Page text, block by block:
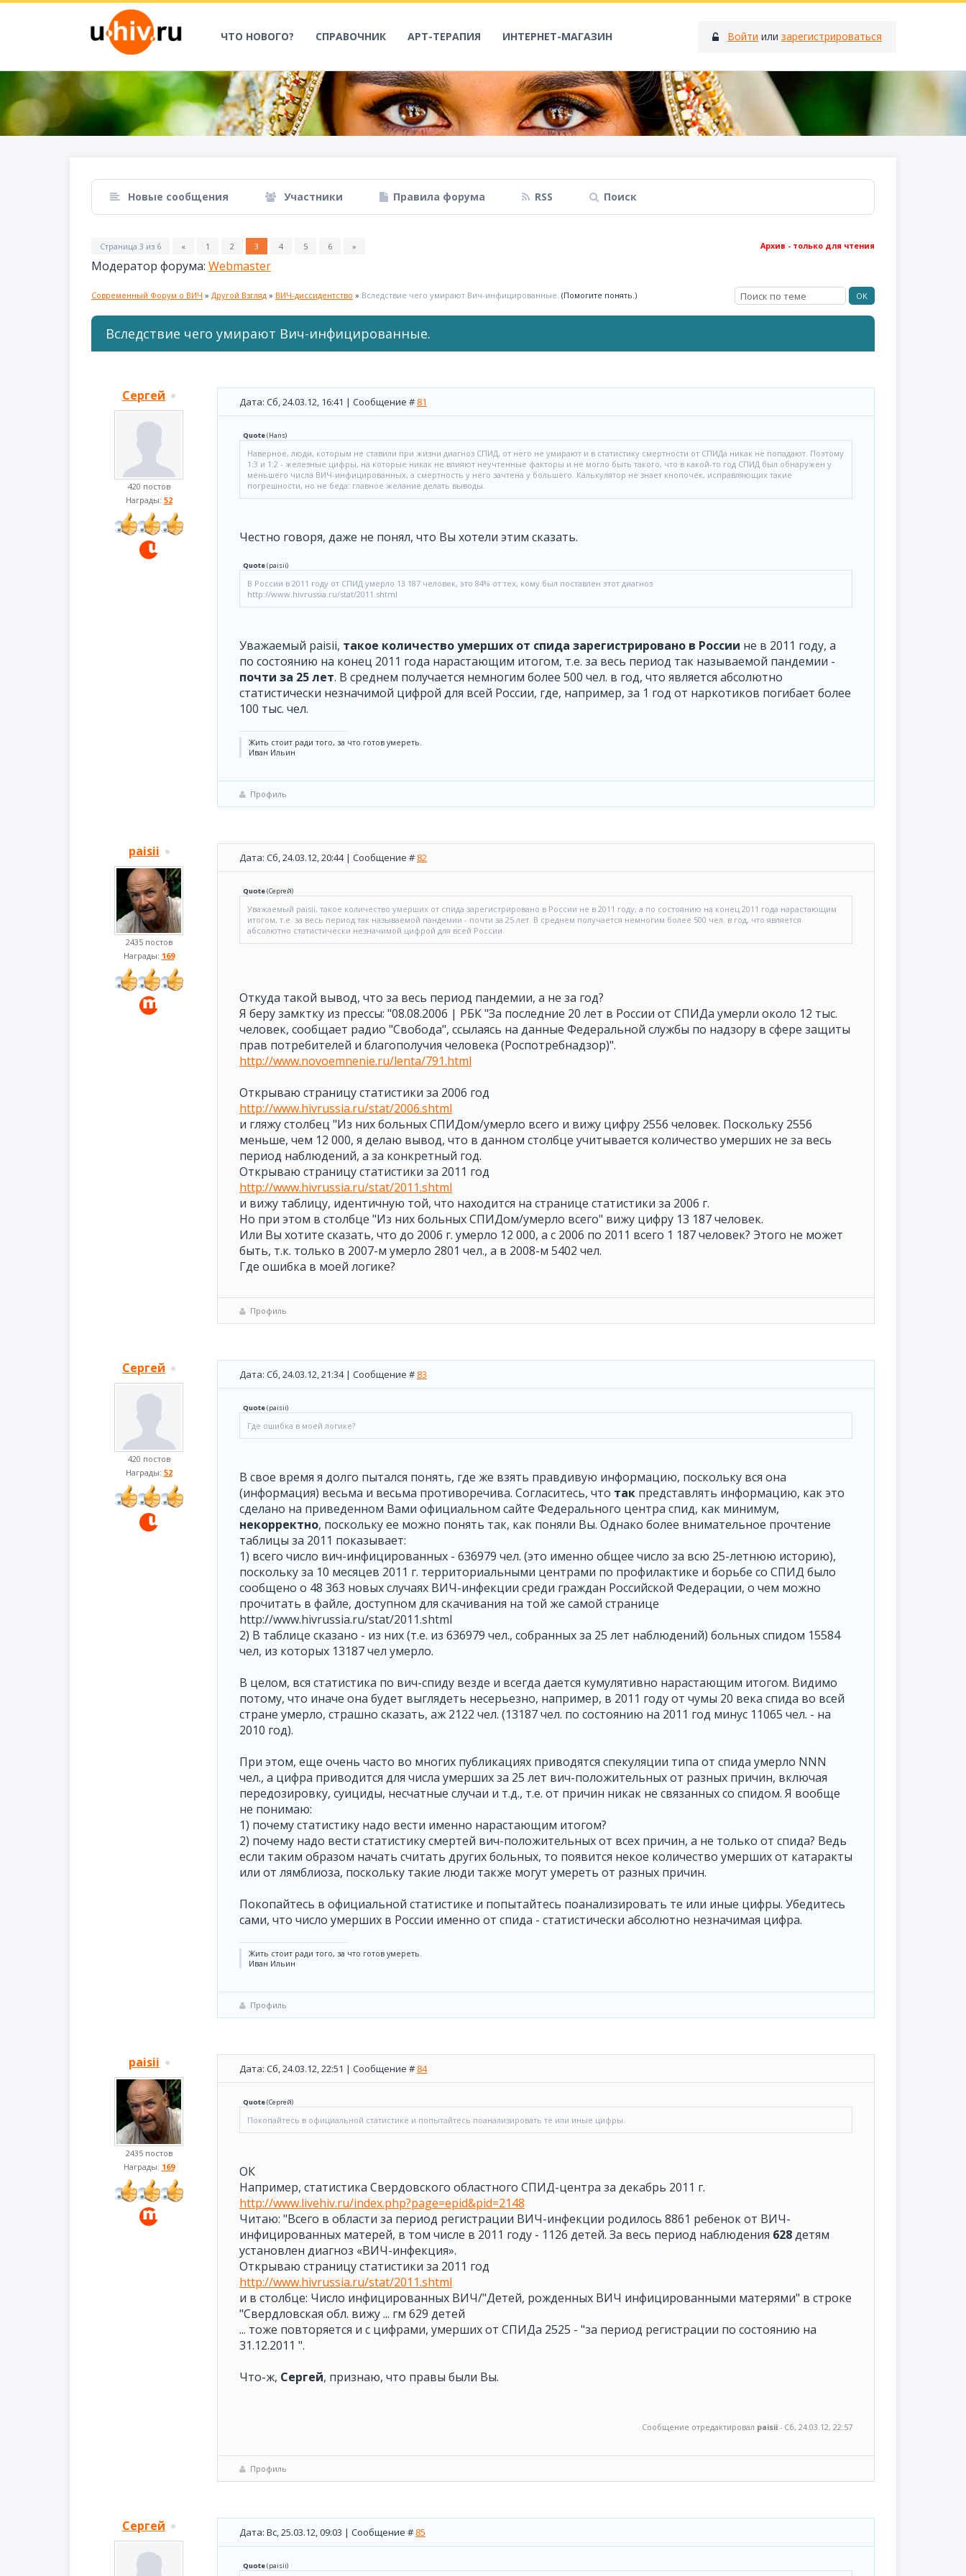
Войти или зарегистрироваться
ЧТО НОВОГО? СПРАВОЧНИК АРТ-ТЕРАПИЯ ИНТЕРНЕТ-МАГАЗИН
Новые сообщения Участники Правила форума RSS Поиск
Страница 3 из 6 « 1 2 3 4 5 6 » Архив - только для чтения
Модератор форума: Webmaster
Современный Форум о ВИЧ » Другой Взгляд » ВИЧ-диссидентство » Вследствие чего умирают Вич-инфицированные. (Помогите понять.)
Вследствие чего умирают Вич-инфицированные.
Сергей
420 постов
Награды: 52
Дата: Сб, 24.03.12, 16:41 | Сообщение # 81
Quote(Hans)
Наверное, люди, которым не ставили при жизни диагноз СПИД, от него не умирают и в статистику смертности от СПИДа никак не попадают. Поэтому
1:3 и 1:2 - железные цифры, на которые никак не влияют неучтенные факторы и не могло быть такого, что в какой-то год СПИД был обнаружен у
меньшего числа ВИЧ-инфицированных, а смертность у него зачтена у большего. Калькулятор не знает кнопочек, исправляющих такие
погрешности, но не беда: главное желание делать выводы.
Честно говоря, даже не понял, что Вы хотели этим сказать.
Quote(paisii)
В России в 2011 году от СПИД умерло 13 187 человек, это 84% от тех, кому был поставлен этот диагноз
http://www.hivrussia.ru/stat/2011.shtml
Уважаемый paisii, такое количество умерших от спида зарегистрировано в России не в 2011 году, а
по состоянию на конец 2011 года нарастающим итогом, т.е. за весь период так называемой пандемии -
почти за 25 лет. В среднем получается немногим более 500 чел. в год, что является абсолютно
статистически незначимой цифрой для всей России, где, например, за 1 год от наркотиков погибает более
100 тыс. чел.
Жить стоит ради того, за что готов умереть.
Иван Ильин
Профиль
paisii
2435 постов
Награды: 169
Дата: Сб, 24.03.12, 20:44 | Сообщение # 82
Quote(Сергей)
Уважаемый paisii, такое количество умерших от спида зарегистрировано в России не в 2011 году, а по состоянию на конец 2011 года нарастающим
итогом, т.е. за весь период так называемой пандемии - почти за 25 лет. В среднем получается немногим более 500 чел. в год, что является
абсолютно статистически незначимой цифрой для всей России
Откуда такой вывод, что за весь период пандемии, а не за год?
Я беру замктку из прессы: "08.08.2006 | РБК "За последние 20 лет в России от СПИДа умерли около 12 тыс.
человек, сообщает радио "Свобода", ссылаясь на данные Федеральной службы по надзору в сфере защиты
прав потребителей и благополучия человека (Роспотребнадзор)".
http://www.novoemnenie.ru/lenta/791.html
Открываю страницу статистики за 2006 год
http://www.hivrussia.ru/stat/2006.shtml
и гляжу столбец "Из них больных СПИДом/умерло всего и вижу цифру 2556 человек. Поскольку 2556
меньше, чем 12 000, я делаю вывод, что в данном столбце учитывается количество умерших не за весь
период наблюдений, а за конкретный год.
Открываю страницу статистики за 2011 год
http://www.hivrussia.ru/stat/2011.shtml
и вижу таблицу, идентичную той, что находится на странице статистики за 2006 г.
Но при этом в столбце "Из них больных СПИДом/умерло всего" вижу цифру 13 187 человек.
Или Вы хотите сказать, что до 2006 г. умерло 12 000, а с 2006 по 2011 всего 1 187 человек? Этого не может
быть, т.к. только в 2007-м умерло 2801 чел., а в 2008-м 5402 чел.
Где ошибка в моей логике?
Профиль
Сергей
420 постов
Награды: 52
Дата: Сб, 24.03.12, 21:34 | Сообщение # 83
Quote(paisii)
Где ошибка в моей логике?
В свое время я долго пытался понять, где же взять правдивую информацию, поскольку вся она
(информация) весьма и весьма противоречива. Согласитесь, что так представлять информацию, как это
сделано на приведенном Вами официальном сайте Федерального центра спид, как минимум,
некорректно, поскольку ее можно понять так, как поняли Вы. Однако более внимательное прочтение
таблицы за 2011 показывает:
1) всего число вич-инфицированных - 636979 чел. (это именно общее число за всю 25-летнюю историю),
поскольку за 10 месяцев 2011 г. территориальными центрами по профилактике и борьбе со СПИД было
сообщено о 48 363 новых случаях ВИЧ-инфекции среди граждан Российской Федерации, о чем можно
прочитать в файле, доступном для скачивания на той же самой странице
http://www.hivrussia.ru/stat/2011.shtml
2) В таблице сказано - из них (т.е. из 636979 чел., собранных за 25 лет наблюдений) больных спидом 15584
чел, из которых 13187 чел умерло.
В целом, вся статистика по вич-спиду везде и всегда дается кумулятивно нарастающим итогом. Видимо
потому, что иначе она будет выглядеть несерьезно, например, в 2011 году от чумы 20 века спида во всей
стране умерло, страшно сказать, аж 2122 чел. (13187 чел. по состоянию на 2011 год минус 11065 чел. - на
2010 год).
При этом, еще очень часто во многих публикациях приводятся спекуляции типа от спида умерло NNN
чел., а цифра приводится для числа умерших за 25 лет вич-положительных от разных причин, включая
передозировку, суициды, несчатные случаи и т.д., т.е. от причин никак не связанных со спидом. Я вообще
не понимаю:
1) почему статистику надо вести именно нарастающим итогом?
2) почему надо вести статистику смертей вич-положительных от всех причин, а не только от спида? Ведь
если таким образом начать считать других больных, то появится некое количество умерших от катаракты
или от лямблиоза, поскольку такие люди также могут умереть от разных причин.
Покопайтесь в официальной статистике и попытайтесь поанализировать те или иные цифры. Убедитесь
сами, что число умерших в России именно от спида - статистически абсолютно незначимая цифра.
Жить стоит ради того, за что готов умереть.
Иван Ильин
Профиль
paisii
2435 постов
Награды: 169
Дата: Сб, 24.03.12, 22:51 | Сообщение # 84
Quote(Сергей)
Покопайтесь в официальной статистике и попытайтесь поанализировать те или иные цифры.
ОК
Например, статистика Свердовского областного СПИД-центра за декабрь 2011 г.
http://www.livehiv.ru/index.php?page=epid&pid=2148
Читаю: "Всего в области за период регистрации ВИЧ-инфекции родилось 8861 ребенок от ВИЧ-
инфицированных матерей, в том числе в 2011 году - 1126 детей. За весь период наблюдения 628детям
установлен диагноз «ВИЧ-инфекция».
Открываю страницу статистики за 2011 год
http://www.hivrussia.ru/stat/2011.shtml
и в столбце: Число инфицированных ВИЧ/"Детей, рожденных ВИЧ инфицированными матерями" в строке
"Свердловская обл. вижу ... гм 629 детей
... тоже повторяется и с цифрами, умерших от СПИДа 2525 - "за период регистрации по состоянию на
31.12.2011 ".
Что-ж, Сергей, признаю, что правы были Вы.
Сообщение отредактировал paisii - Сб, 24.03.12, 22:57
Профиль
Сергей Дата: Вс, 25.03.12, 09:03 | Сообщение # 85
Quote(paisii)